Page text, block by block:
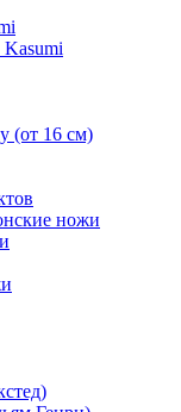
(от 16 см)
ножи